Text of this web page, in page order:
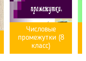
Числовые
промежутки (8
класс)